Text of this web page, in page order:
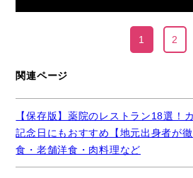
1 2
関連ページ
【保存版】薬院のレストラン18選！
記念日にもおすすめ【地元出身者が
食・老舗洋食・肉料理など